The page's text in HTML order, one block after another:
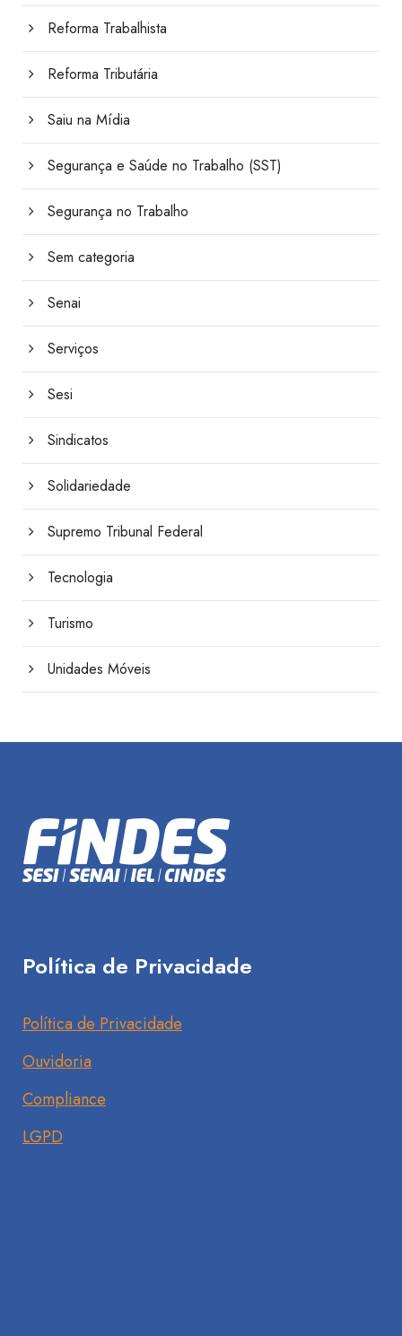
Reforma Trabalhista
Reforma Tributária
Saiu na Mídia
Segurança e Saúde no Trabalho (SST)
Segurança no Trabalho
Sem categoria
Senai
Serviços
Sesi
Sindicatos
Solidariedade
Supremo Tribunal Federal
Tecnologia
Turismo
Unidades Móveis
Política de Privacidade
Política de Privacidade
Ouvidoria
Compliance
LGPD